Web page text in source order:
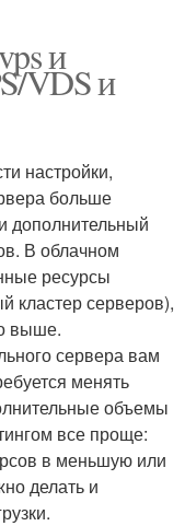
и
VDS и
настройки,
больше
дополнительный
В облачном
ресурсы
кластер серверов),
выше.
сервера вам
менять
объемы
все проще:
в меньшую или
делать и